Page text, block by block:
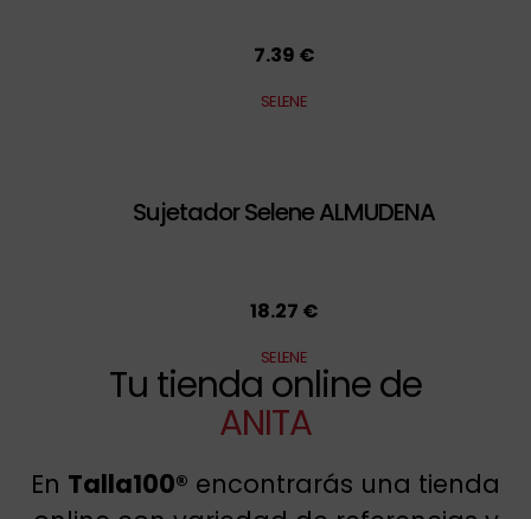
7.39 €
SELENE
Sujetador Selene ALMUDENA
18.27 €
SELENE
Tu tienda online de
ANITA
En Talla100® encontrarás una tienda